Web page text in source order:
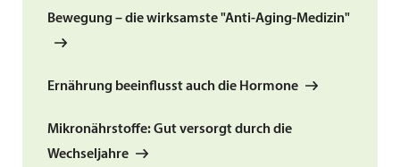
Bewegung – die wirksamste "Anti-Aging-Medizin"
Ernährung beeinflusst auch die Hormone
Mikronährstoffe: Gut versorgt durch die
Wechseljahre